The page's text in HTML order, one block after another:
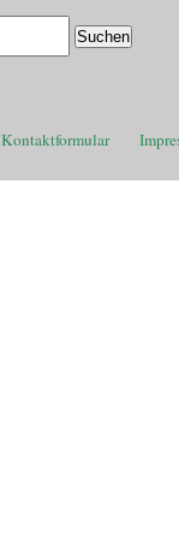
Kontaktformular